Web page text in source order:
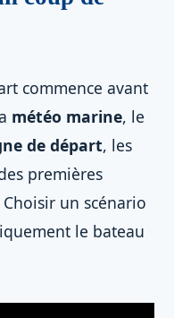
commence avant
météo marine, le
de départ, les
premières
un scénario
le bateau